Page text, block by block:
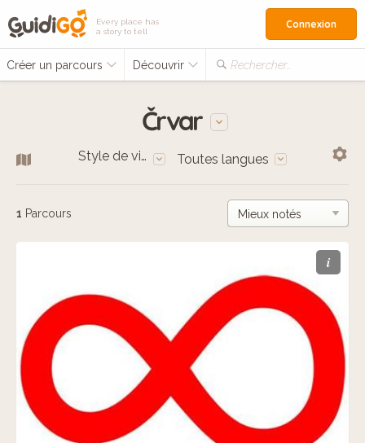
Every place has
a story to tell
Créer un parcours Découvrir Rechercher…
Connexion
Črvar
Style de vie Toutes langues
1 Parcours
i